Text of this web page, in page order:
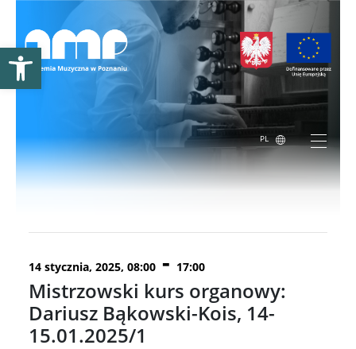
Otwórz pasek narzędzi
PL
14 stycznia, 2025, 08:00 - 17:00
Mistrzowski kurs organowy:
Dariusz Bąkowski-Kois, 14-
15.01.2025/1